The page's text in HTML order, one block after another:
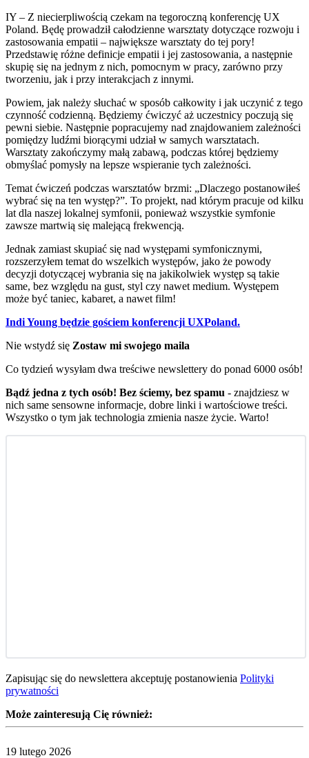
IY – Z niecierpliwością czekam na tegoroczną konferencję UX
Poland. Będę prowadził całodzienne warsztaty dotyczące rozwoju i
zastosowania empatii – największe warsztaty do tej pory!
Przedstawię różne definicje empatii i jej zastosowania, a następnie
skupię się na jednym z nich, pomocnym w pracy, zarówno przy
tworzeniu, jak i przy interakcjach z innymi.
Powiem, jak należy słuchać w sposób całkowity i jak uczynić z tego
czynność codzienną. Będziemy ćwiczyć aż uczestnicy poczują się
pewni siebie. Następnie popracujemy nad znajdowaniem zależności
pomiędzy ludźmi biorącymi udział w samych warsztatach.
Warsztaty zakończymy małą zabawą, podczas której będziemy
obmyślać pomysły na lepsze wspieranie tych zależności.
Temat ćwiczeń podczas warsztatów brzmi: „Dlaczego postanowiłeś
wybrać się na ten występ?”. To projekt, nad którym pracuje od kilku
lat dla naszej lokalnej symfonii, ponieważ wszystkie symfonie
zawsze martwią się malejącą frekwencją.
Jednak zamiast skupiać się nad występami symfonicznymi,
rozszerzyłem temat do wszelkich występów, jako że powody
decyzji dotyczącej wybrania się na jakikolwiek występ są takie
same, bez względu na gust, styl czy nawet medium. Występem
może być taniec, kabaret, a nawet film!
Indi Young będzie gościem konferencji UXPoland.
Nie wstydź się Zostaw mi swojego maila
Co tydzień wysyłam dwa treściwe newslettery do ponad 6000 osób!
Bądź jedna z tych osób! Bez ściemy, bez spamu - znajdziesz w
nich same sensowne informacje, dobre linki i wartościowe treści.
Wszystko o tym jak technologia zmienia nasze życie. Warto!
Zapisując się do newslettera akceptuję postanowienia Polityki
prywatności
Może zainteresują Cię również:
19 lutego 2026